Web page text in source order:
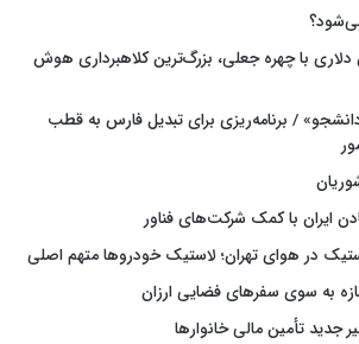
۲۵ میلیون دلاری با چهره جعلی، بزرگ‌ترین کلاهبرداری هوش
/ برنامه‌ریزی برای تبدیل فارس به قطب
ایران با کمک شرکت‌های فناور
در هوای تهران؛ لاستیک خودروها متهم اصلی
به سوی سفرهای فضایی ارزان
جدید تأمین مالی خانوارها